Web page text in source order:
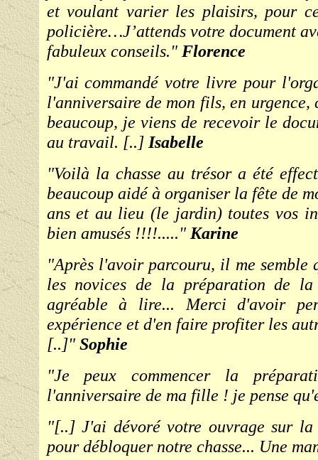
et voulant varier les plaisirs, pour
policière…J’attends votre document
fabuleux conseils." Florence
"J'ai commandé votre livre pour
l'anniversaire de mon fils, en
beaucoup, je viens de recevoir le
au travail. [..] Isabelle
"Voilà la chasse au trésor a été
beaucoup aidé à organiser la fête de
ans et au lieu (le jardin) toutes vos
bien amusés !!!!....." Karine
"Après l'avoir parcouru, il me semble
les novices de la préparation de
agréable à lire... Merci d'avoir
expérience et d'en faire profiter les
[..]" Sophie
"Je peux commencer la
l'anniversaire de ma fille ! je pense
"[..] J'ai dévoré votre ouvrage sur
pour débloquer notre chasse... Une